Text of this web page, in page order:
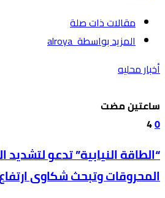
‫مقالات ذات صلة‬
‫‫المزيد بواسطة‬ ‬ alroya
أخبار محليه
‫‫‫‏‫ساعتين مضت‬
0
4
“الطاقة النيابية” تدعو
المحروقات وتبحث شكاوى